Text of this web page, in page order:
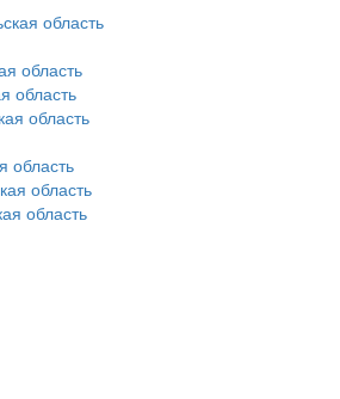
область
область
область
область
область
область
область